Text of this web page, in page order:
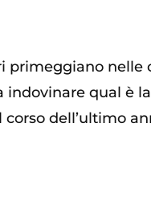
primeggiano nelle
indovinare qual è la
dell’ultimo